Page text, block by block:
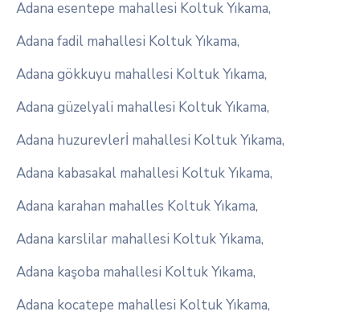
Adana esentepe mahallesi Koltuk Yıkama,
Adana fadil mahallesi Koltuk Yıkama,
Adana gökkuyu mahallesi Koltuk Yıkama,
Adana güzelyali mahallesi Koltuk Yıkama,
Adana huzurevlerİ mahallesi Koltuk Yıkama,
Adana kabasakal mahallesi Koltuk Yıkama,
Adana karahan mahalles Koltuk Yıkama,
Adana karslilar mahallesi Koltuk Yıkama,
Adana kaşoba mahallesi Koltuk Yıkama,
Adana kocatepe mahallesi Koltuk Yıkama,